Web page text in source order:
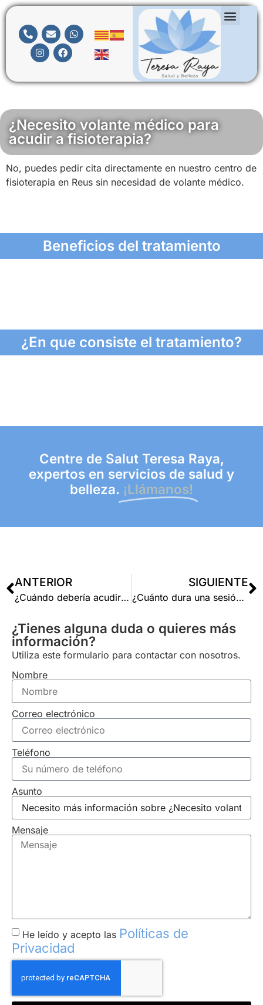
¿Necesito volante médico para
acudir a fisioterapia?
No, puedes pedir cita directamente en nuestro centro de
fisioterapia en Reus sin necesidad de volante médico.
Beneficios del tratamiento
¿En que consiste el tratamiento?
Centre de Salut Teresa Raya,
expertos en servicios de salud y
belleza. ¡Llámanos!​
ANTERIOR
¿Cuándo debería acudir a un fisioterapeuta?
SIGUIENTE
¿Cuánto dura una sesión de fisioterapia?
¿Tienes alguna duda o quieres más
información?
Utiliza este formulario para contactar con nosotros.
Nombre
Correo electrónico
Teléfono
Asunto
Mensaje
He leído y acepto las Políticas de
Privacidad